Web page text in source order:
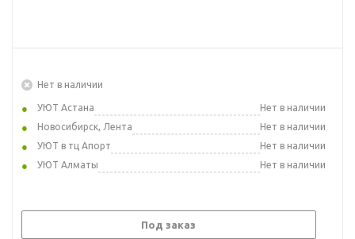
Нет в наличии
УЮТ Астана
Нет в наличии
Новосибирск, Лента
Нет в наличии
УЮТ в тц Апорт
Нет в наличии
УЮТ Алматы
Нет в наличии
Под заказ